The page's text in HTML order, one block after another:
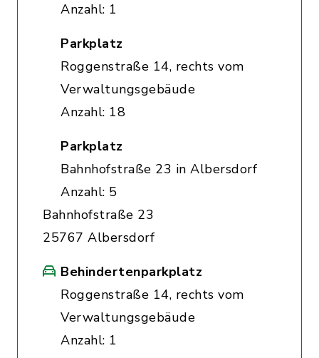
Anzahl: 1
Parkplatz
Roggenstraße 14, rechts vom
Verwaltungsgebäude
Anzahl: 18
Parkplatz
Bahnhofstraße 23 in Albersdorf
Anzahl: 5
Bahnhofstraße 23
25767 Albersdorf
Behindertenparkplatz
Roggenstraße 14, rechts vom
Verwaltungsgebäude
Anzahl: 1